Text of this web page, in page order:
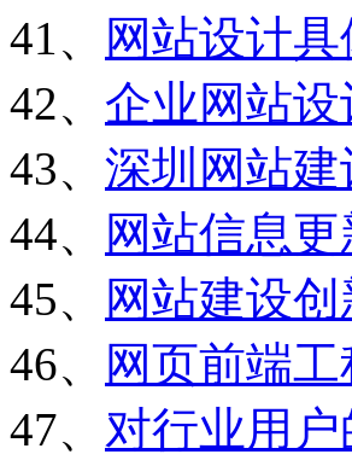
41、
网站设计
42、 企业网站
43、 深圳网站
44、
网站信息
45、
网站建设
46、
网页前端
47、 对行业用